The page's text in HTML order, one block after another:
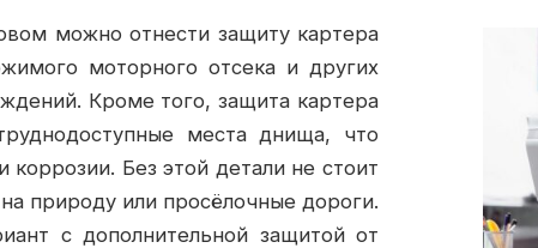
можно отнести защиту картера
моторного отсека и других
Кроме того, защита картера
места днища, что
Без этой детали не стоит
природу или просёлочные дороги.
с дополнительной защитой от